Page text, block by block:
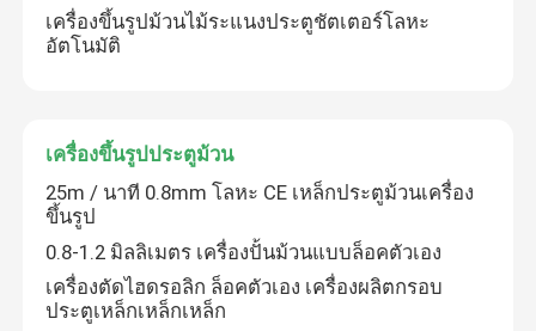
คดี
เครื่องขึ้นรูปม้วนสองชั้น
เครื่องขึ้นรูปลอนหลังคา
เครื่องขึ้นรูปชั้นดาดฟ้า
เครื่องขึ้นรูปม้วนไม้ระแนงประตูชัตเตอร์โลหะ
อัตโนมัติ
เครื่องขึ้นรูปประตูม้วน
25m / นาที 0.8mm โลหะ CE เหล็กประตูม้วนเครื่อง
ขึ้นรูป
0.8-1.2 มิลลิเมตร เครื่องปั้นม้วนแบบล็อคตัวเอง
เครื่องตัดไฮดรอลิก ล็อคตัวเอง เครื่องผลิตกรอบ
ประตูเหล็กเหล็กเหล็ก